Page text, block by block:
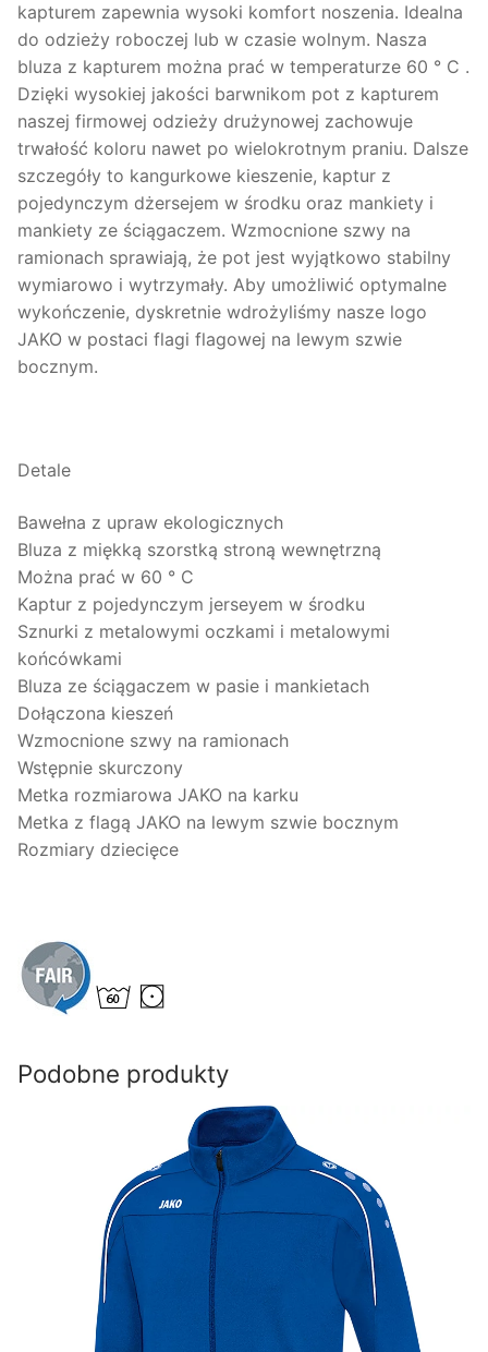
kapturem zapewnia wysoki komfort noszenia. Idealna
do odzieży roboczej lub w czasie wolnym. Nasza
bluza z kapturem można prać w temperaturze 60 ° C .
Dzięki wysokiej jakości barwnikom pot z kapturem
naszej firmowej odzieży drużynowej zachowuje
trwałość koloru nawet po wielokrotnym praniu. Dalsze
szczegóły to kangurkowe kieszenie, kaptur z
pojedynczym dżersejem w środku oraz mankiety i
mankiety ze ściągaczem. Wzmocnione szwy na
ramionach sprawiają, że pot jest wyjątkowo stabilny
wymiarowo i wytrzymały. Aby umożliwić optymalne
wykończenie, dyskretnie wdrożyliśmy nasze logo
JAKO w postaci flagi flagowej na lewym szwie
bocznym.
Detale
Bawełna z upraw ekologicznych
Bluza z miękką szorstką stroną wewnętrzną
Można prać w 60 ° C
Kaptur z pojedynczym jerseyem w środku
Sznurki z metalowymi oczkami i metalowymi
końcówkami
Bluza ze ściągaczem w pasie i mankietach
Dołączona kieszeń
Wzmocnione szwy na ramionach
Wstępnie skurczony
Metka rozmiarowa JAKO na karku
Metka z flagą JAKO na lewym szwie bocznym
Rozmiary dziecięce
Podobne produkty